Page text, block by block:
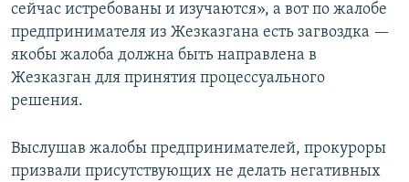
сейчас истребованы и изучаются», а вот по жалобе
предпринимателя из Жезказгана есть загвоздка —
якобы жалоба должна быть направлена в
Жезказган для принятия процессуального
решения.
Выслушав жалобы предпринимателей, прокуроры
призвали присутствующих не делать негативных